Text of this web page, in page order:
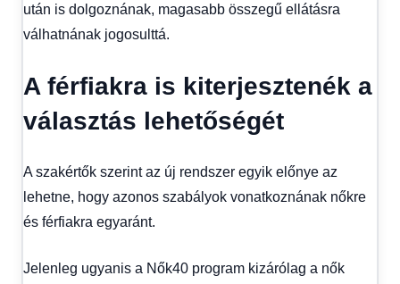
után is dolgoznának, magasabb összegű ellátásra
válhatnának jogosulttá.
A férfiakra is kiterjesztenék a
választás lehetőségét
A szakértők szerint az új rendszer egyik előnye az
lehetne, hogy azonos szabályok vonatkoznának nőkre
és férfiakra egyaránt.
Jelenleg ugyanis a Nők40 program kizárólag a nők